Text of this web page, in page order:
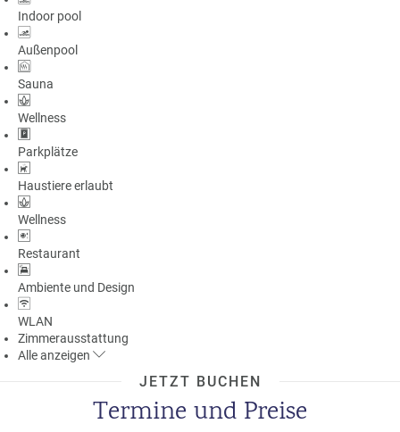
Indoor pool
Außenpool
Sauna
Wellness
Parkplätze
Haustiere erlaubt
Wellness
Restaurant
Ambiente und Design
WLAN
Zimmerausstattung
Alleanzeigen
JETZT BUCHEN
Termine und Preise